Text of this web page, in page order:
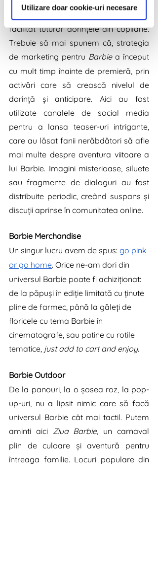
Utilizare doar cookie-uri necesare
facilitat tuturor dorințele din copilărie.
Trebuie să mai spunem că, strategia
de marketing pentru Barbie a început
cu mult timp înainte de premieră, prin
activări care să crească nivelul de
dorință și anticipare. Aici au fost
utilizate canalele de social media
pentru a lansa teaser-uri intrigante,
care au lăsat fanii nerăbdători să afle
mai multe despre aventura viitoare a
lui Barbie. Imagini misterioase, siluete
sau fragmente de dialoguri au fost
distribuite periodic, creând suspans și
discuții aprinse în comunitatea online.
Barbie Merchandise
Un singur lucru avem de spus: go pink
or go home. Orice ne-am dori din
universul Barbie poate fi achiziționat:
de la păpuși în ediție limitată cu ținute
pline de farmec, până la găleți de
floricele cu tema Barbie în
cinematografe, sau patine cu rotile
tematice, just add to cart and enjoy.
Barbie Outdoor
De la panouri, la o șosea roz, la pop-
up-uri, nu a lipsit nimic care să facă
universul Barbie cât mai tactil. Putem
aminti aici Ziua Barbie, un carnaval
plin de culoare și aventură pentru
întreaga familie. Locuri populare din